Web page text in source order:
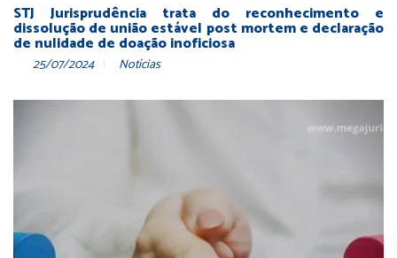
STJ Jurisprudência trata do reconhecimento e
dissolução de união estável post mortem e declaração
de nulidade de doação inoficiosa
25/07/2024 Notícias